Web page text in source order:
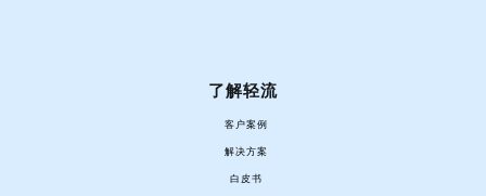
了解轻流
客户案例
解决方案
白皮书